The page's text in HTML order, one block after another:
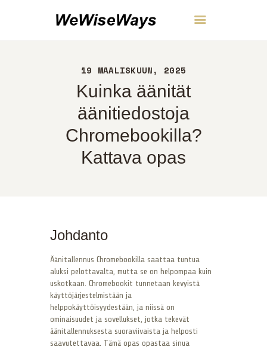
19 MAALISKUUN, 2025
Kuinka äänität
äänitiedostoja
Chromebookilla?
Kattava opas
WeWiseWays
YHTEYS
POLITIIKKA
SUOMI
Johdanto
Äänitallennus Chromebookilla saattaa tuntua
aluksi pelottavalta, mutta se on helpompaa kuin
uskotkaan. Chromebookit tunnetaan kevyistä
käyttöjärjestelmistään ja
helppokäyttöisyydestään, ja niissä on
ominaisuudet ja sovellukset, jotka tekevät
äänitallennuksesta suoraviivaista ja helposti
saavutettavaa. Tämä opas opastaa sinua